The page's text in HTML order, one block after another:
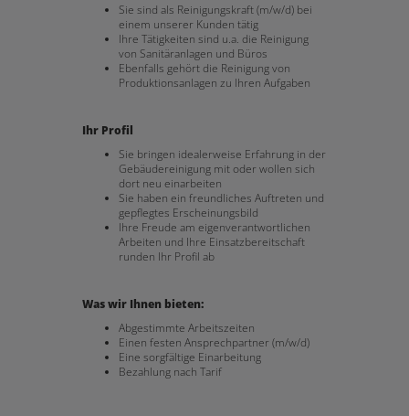
Sie sind als Reinigungskraft (m/w/d) bei
einem unserer Kunden tätig
Ihre Tätigkeiten sind u.a. die Reinigung
von Sanitäranlagen und Büros
Ebenfalls gehört die Reinigung von
Produktionsanlagen zu Ihren Aufgaben
Ihr Profil
Sie bringen idealerweise Erfahrung in der
Gebäudereinigung mit oder wollen sich
dort neu einarbeiten
Sie haben ein freundliches Auftreten und
gepflegtes Erscheinungsbild
Ihre Freude am eigenverantwortlichen
Arbeiten und Ihre Einsatzbereitschaft
runden Ihr Profil ab
Was wir Ihnen bieten:
Abgestimmte Arbeitszeiten
Einen festen Ansprechpartner (m/w/d)
Eine sorgfältige Einarbeitung
Bezahlung nach Tarif